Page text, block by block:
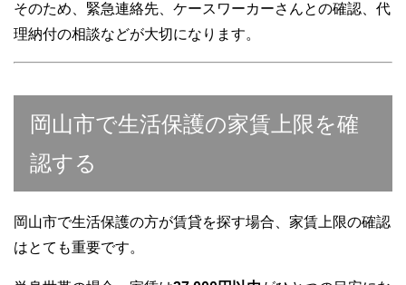
そのため、緊急連絡先、ケースワーカーさんとの確認、代
理納付の相談などが大切になります。
岡山市で生活保護の家賃上限を確
認する
岡山市で生活保護の方が賃貸を探す場合、家賃上限の確認
はとても重要です。